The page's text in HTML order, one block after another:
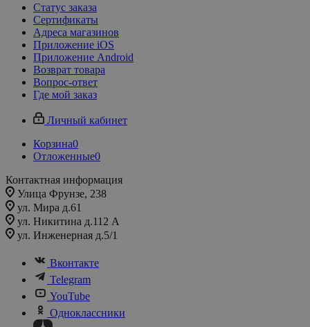
Статус заказа
Сертификаты
Адреса магазинов
Приложение iOS
Приложение Android
Возврат товара
Вопрос-ответ
Где мой заказ
Личный кабинет
Корзина0
Отложенные0
Контактная информация
Улица Фрунзе, 238​
ул. Мира д.61
ул. Никитина д.112 А
ул. Инженерная д.5/1
Вконтакте
Telegram
YouTube
Одноклассники